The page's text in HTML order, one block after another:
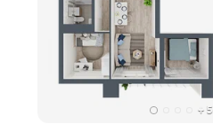
+ 5